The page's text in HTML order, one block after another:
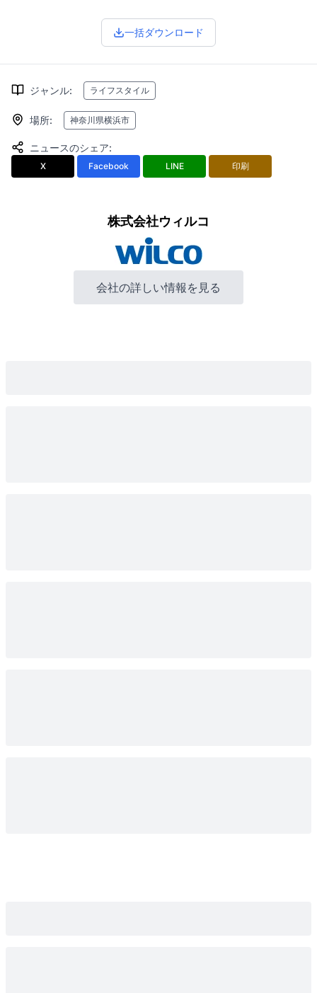
一括ダウンロード
ジャンル: ライフスタイル
場所: 神奈川県横浜市
ニュースのシェア:
X Facebook LINE 印刷
株式会社ウィルコ
会社の詳しい情報を見る